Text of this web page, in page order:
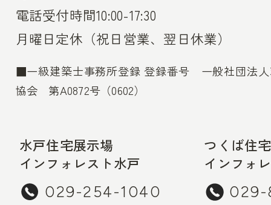
電話受付時間10:00-17:30
月曜日定休（祝日営業、翌日休業）
■一級建築士事務所登録 登録番号 一般社団法人
協会 第A0872号（0602）
水戸住宅展示場
インフォレスト水戸
029-254-1040
つくば住
インフォ